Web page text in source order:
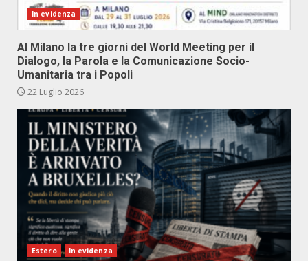
In evidenza
Al Milano la tre giorni del World Meeting per il
Dialogo, la Parola e la Comunicazione Socio-
Umanitaria tra i Popoli
22 Luglio 2026
Estero In evidenza